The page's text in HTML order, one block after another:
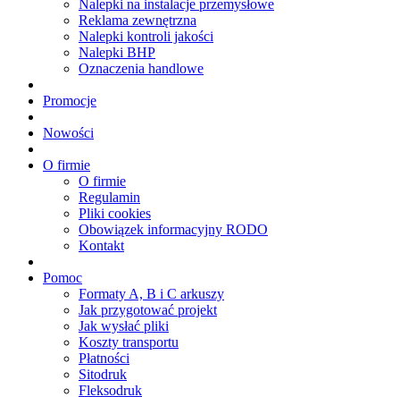
Nalepki na instalacje przemysłowe
Reklama zewnętrzna
Nalepki kontroli jakości
Nalepki BHP
Oznaczenia handlowe
Promocje
Nowości
O firmie
O firmie
Regulamin
Pliki cookies
Obowiązek informacyjny RODO
Kontakt
Pomoc
Formaty A, B i C arkuszy
Jak przygotować projekt
Jak wysłać pliki
Koszty transportu
Płatności
Sitodruk
Fleksodruk